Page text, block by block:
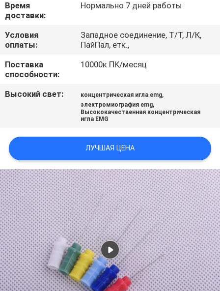
СПРОСИТЕ
ЦИТАТУ
КАРТА
САЙТА
POLICY
Время
доставки:
Нормально 7 дней работы
Условия
оплаты:
Западное соединение, Т/Т, Л/К,
ПайПал, етк.,
Поставка
способности:
10000к ПК/месяц
Высокий свет: концентрическая игла emg,
электромиография emg,
Высококачественная концентрическая
игла EMG
ЛУЧШАЯ ЦЕНА